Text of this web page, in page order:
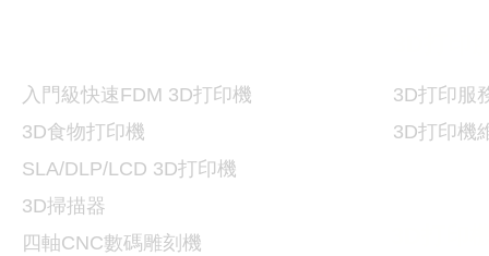
入門級快速FDM 3D打印機
3D食物打印機
SLA/DLP/LCD 3D打印機
3D掃描器
​四軸CNC數碼雕刻機
3D打印服
3D打印機